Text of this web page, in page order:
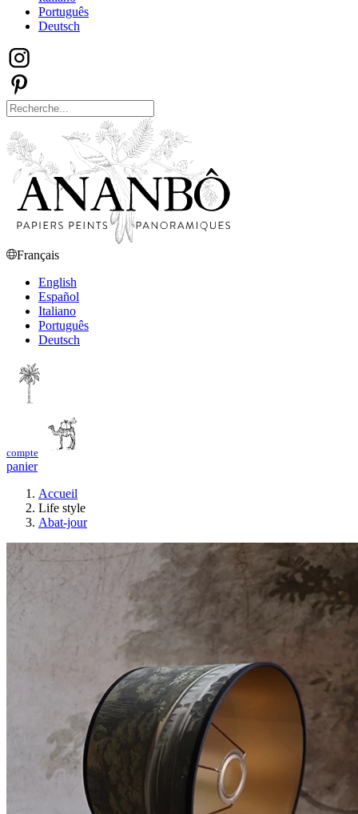
Português
Deutsch
Français
English
Español
Italiano
Português
Deutsch
compte
panier
Accueil
Life style
Abat-jour